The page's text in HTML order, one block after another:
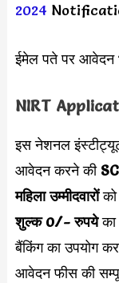
2024
ईमेल पते पर
NIRT
इस नेशनल
आवेदन करने की
महिला उम्मीदवारों
शुल्क 0/- रुपयेका
बैंकिंग का उपयोग
आवेदन फीस की